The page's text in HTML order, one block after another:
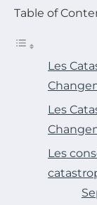
Table of
Les
Les
Les